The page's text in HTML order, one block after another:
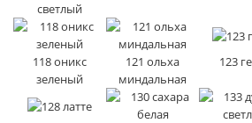
светлый
118 оникс
зеленый
121 ольха
миндальная
123